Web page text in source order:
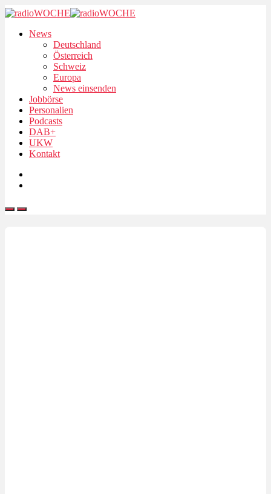
News
Deutschland
Österreich
Schweiz
Europa
News einsenden
Jobbörse
Personalien
Podcasts
DAB+
UKW
Kontakt